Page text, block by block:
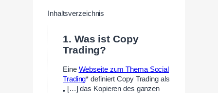
Inhaltsverzeichnis
1. Was ist Copy
Trading?
Eine Webseite zum Thema Social
Trading* definiert Copy Trading als
„ […] das Kopieren des ganzen